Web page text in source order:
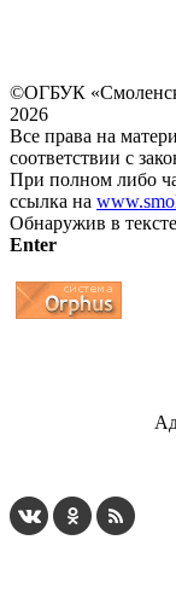
©ОГБУК
2026
Все права на
соответствии с
При полном либо
ссылка на
Обнаружив в
Enter